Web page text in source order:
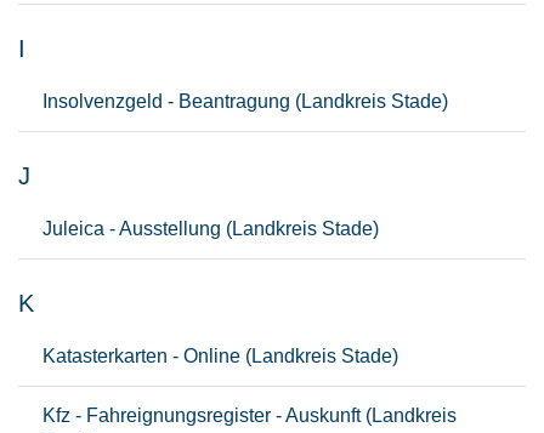
I
Insolvenzgeld - Beantragung (Landkreis Stade)
J
Juleica - Ausstellung (Landkreis Stade)
K
Katasterkarten - Online (Landkreis Stade)
Kfz - Fahreignungsregister - Auskunft (Landkreis